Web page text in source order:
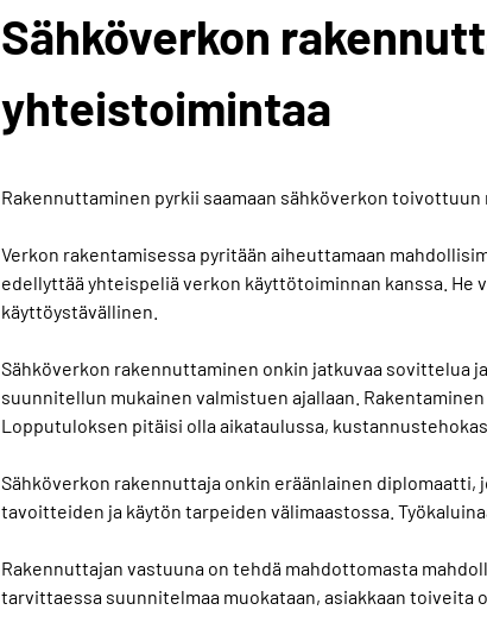
Sähköverkon
yhteistoimintaa
Rakennuttaminen pyrkii saamaan sähköverkon
Verkon rakentamisessa pyritään aiheuttamaan
edellyttää yhteispeliä verkon käyttötoiminnan kanssa.
käyttöystävällinen.
Sähköverkon rakennuttaminen onkin jatkuvaa sovittelua
suunnitellun mukainen valmistuen ajallaan.
Lopputuloksen pitäisi olla aikataulussa,
Sähköverkon rakennuttaja onkin eräänlainen
tavoitteiden ja käytön tarpeiden välimaastossa.
Rakennuttajan vastuuna on tehdä mahdottomasta
tarvittaessa suunnitelmaa muokataan, asiakkaan toiveita